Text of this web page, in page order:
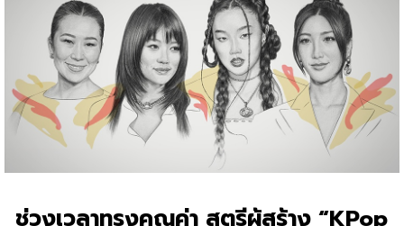
ช่วงเวลาทรงคุณค่า สตรีผู้สร้าง “KPop